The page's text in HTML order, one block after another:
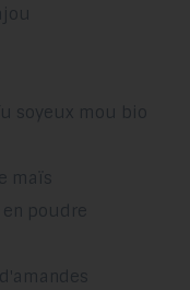
soyeux mou bio
maïs
poudre